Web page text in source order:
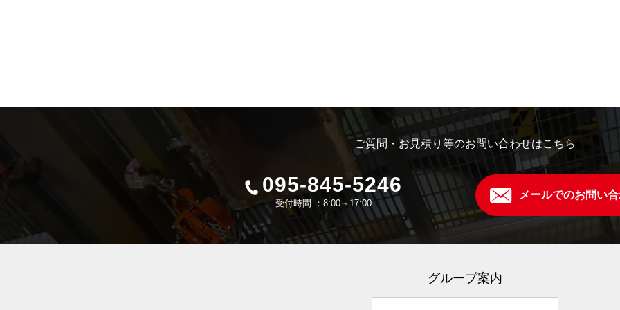
ご質問・お見積り等のお問い合わせはこちら
095-845-5246
受付時間 ：8:00～17:00
メールでのお問い
グループ案内